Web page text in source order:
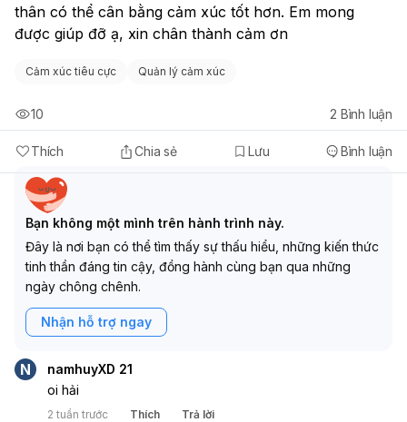
thân có thể cân bằng cảm xúc tốt hơn. Em mong
được giúp đỡ ạ, xin chân thành cảm ơn
Cảm xúc tiêu cực Quản lý cảm xúc
Thích Chia sẻ Lưu Bình luận
10 2 Bình luận
Bạn không một mình trên hành trình này.
Đây là nơi bạn có thể tìm thấy sự thấu hiểu, những kiến thức
tinh thần đáng tin cậy, đồng hành cùng bạn qua những
ngày chông chênh.
Nhận hỗ trợ ngay
N
namhuyXD 21
oi hải
2 tuần trước Thích Trả lời